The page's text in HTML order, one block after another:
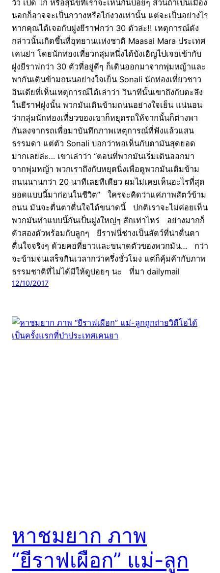
วัว เป็ด ไก่ หรือสุนัขที่เราจะเห็นกันบ่อยๆ ส่วนถ้าเป็นเมือง
นอกก็อาจจะเป็นกวางหรือไก่งวงเท่านั้น แต่จะเป็นอย่างไร
หากคุณได้เจอกับฝูงยีราฟกว่า 30 ตัวล่ะ!! เหตุการณ์ดัง
กล่าวนั้นเกิดขึ้นที่อุทยานแห่งชาติ Maasai Mara ประเทศ
เคนย่า โดยนักท่องเที่ยวกลุ่มหนึ่งได้บังเอิญไปเจอเข้ากับ
ฝูงยีราฟกว่า 30 ตัวที่อยู่ดีๆ ก็เดินออกมาจากพุ่มหญ้าและ
พากันเดินข้ามถนนอย่างใจเย็น Sonali นักท่องเที่ยวชาว
อินเดียที่เห็นเหตุการณ์ได้เล่าว่า วินาทีนั้นเขาถึงกับตะลึง
ในยีราฟฝูงนั้น พวกมันเดินข้ามถนนอย่างใจเย็น แน่นอน
ว่ากลุ่มนักท่องเที่ยวของเขาก็หยุดรถให้จากนั้นก็ต่างพา
กันลงจากรถเพื่อมาบันทึกภาพเหตุการณ์ที่ฟังแล้วแสน
ธรรมดา แต่ตัว Sonali บอกว่าพอเห็นกับตามันสุดยอด
มากเลยล่ะ… เขาเล่าว่า “ตอนที่พวกมันเริ่มเดินออกมา
จากพุ่มหญ้า พวกเราถึงกับหยุดนิ่งเพื่อดูพวกมันเดิมข้าม
ถนนนานกว่า 20 นาทีเลยทีเดียว ผมไม่เคยเห็นอะไรที่สุด
ยอดแบบนี้มาก่อนในชีวิต” ใครจะคิดว่าแค่ภาพสัตว์ข้าม
ถนน มันจะตื่นตาตื่นใจได้ขนาดนี้ ปกติเราจะไม่ค่อยเห็น
พวกมันทำแบบนี้กันเป็นฝูงใหญ่ๆ สักเท่าไหร่ อย่างมากก็
ตัวสองตัวพร้อมกับลูกๆ ยีราฟนี่ช่างเป็นสัตว์ที่น่าตื่นตา
ตื่นใจจริงๆ ด้วยคอที่ยาวและขนาดตัวของพวกมัน… กว่า
จะข้ามจนเสร็จกินเวลากว่าครึ่งชั่วโมง แต่ก็คุ้มค้ากับภาพ
ธรรมชาติที่ไม่ได้มีให้ดูบ่อยๆ นะ ที่มา dailymail
12/10/2017
หาชมยาก ภาพ
“ยีราฟเผือก” แม่-ลูก